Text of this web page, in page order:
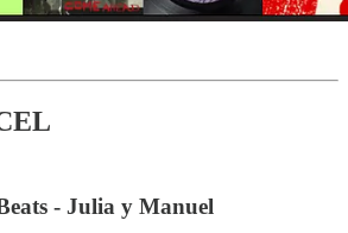
- Julia y Manuel